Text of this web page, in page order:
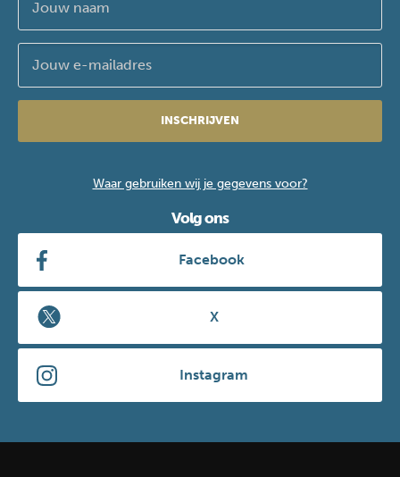
INSCHRIJVEN
Waar gebruiken wij je gegevens voor?
Volg ons
Facebook
X
Instagram